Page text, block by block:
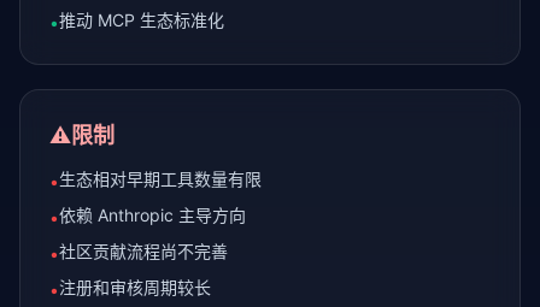
•推动 MCP 生态标准化
⚠️限制
•生态相对早期工具数量有限
•依赖 Anthropic 主导方向
•社区贡献流程尚不完善
•注册和审核周期较长